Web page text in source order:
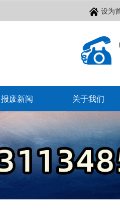
设为
报废新闻 关于我们